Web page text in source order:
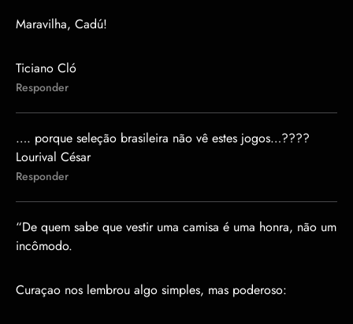
Maravilha, Cadú!
Ticiano Cló
Responder
…. porque seleção brasileira não vê estes jogos…????
Lourival César
Responder
“De quem sabe que vestir uma camisa é uma honra, não um
incômodo.
Curaçao nos lembrou algo simples, mas poderoso: